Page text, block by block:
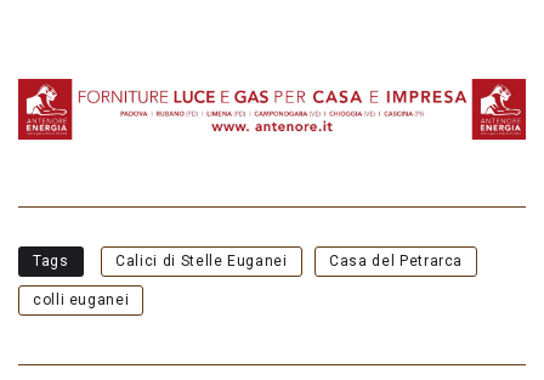
Tags Calici di Stelle Euganei Casa del Petrarca
colli euganei